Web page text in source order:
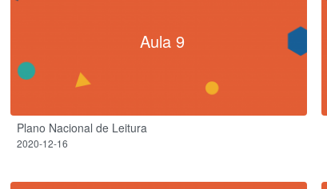
Aula 9
Plano Nacional de Leitura
2020-12-16